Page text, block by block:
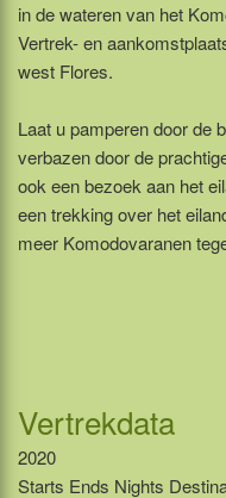
in de wateren van het
Vertrek- en
west Flores.
Laat u pamperen door de
verbazen door de
ook een bezoek aan het
een trekking over het
meer Komodovaranen
Vertrekdata
2020
Starts Ends Nights